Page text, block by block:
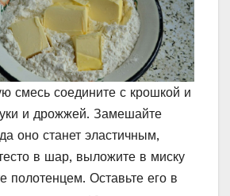
смесь соедините с крошкой и
и дрожжей. Замешайте
оно станет эластичным,
в шар, выложите в миску
полотенцем. Оставьте его в